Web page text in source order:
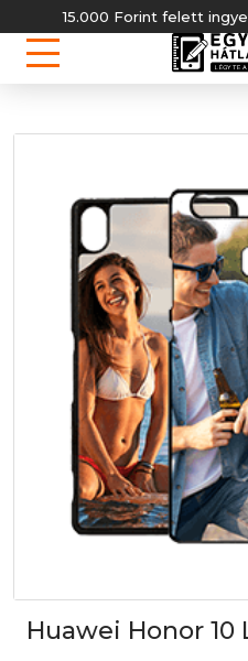
15.000 Forint felett ingyenes
Huawei Honor